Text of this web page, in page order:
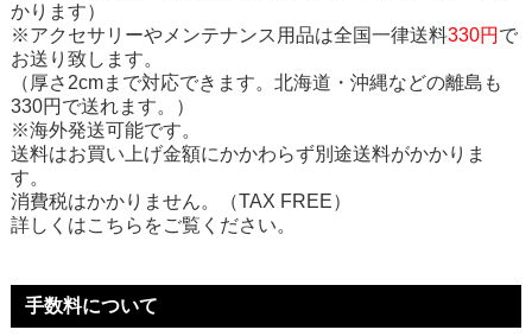
かります）
※アクセサリーやメンテナンス用品は全国一律送料330円 で
お送り致します。
（厚さ2cmまで対応できます。北海道・沖縄などの離島も
330円で送れます。）
※海外発送可能です。
送料はお買い上げ金額にかかわらず別途送料がかかりま
す。
消費税はかかりません。（TAX FREE）
詳しくはこちらをご覧ください。
手数料について